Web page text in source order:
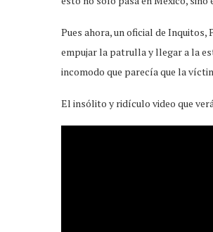
Pues ahora, un oficial de Inquitos,
empujar la patrulla y llegar a la
incomodo que parecía que la
El insólito y ridículo video que